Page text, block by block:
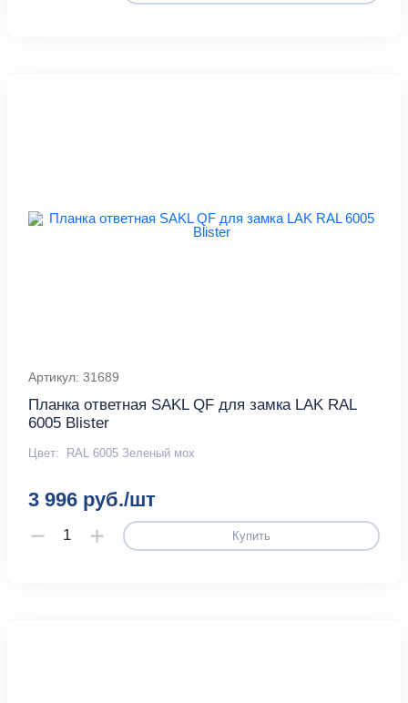
Артикул: 31689
Планка ответная SAKL QF для замка LAK RAL
6005 Blister
Цвет: RAL 6005 Зеленый мох
3 996 руб./шт
Купить